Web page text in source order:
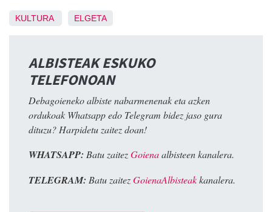
KULTURA ELGETA
ALBISTEAK ESKUKO
TELEFONOAN
Debagoieneko albiste nabarmenenak eta azken
ordukoak Whatsapp edo Telegram bidez jaso gura
dituzu? Harpidetu zaitez doan!
WHATSAPP: Batu zaitezGoienaalbisteen kanalera.
TELEGRAM: Batu zaitezGoienaAlbisteakkanalera.